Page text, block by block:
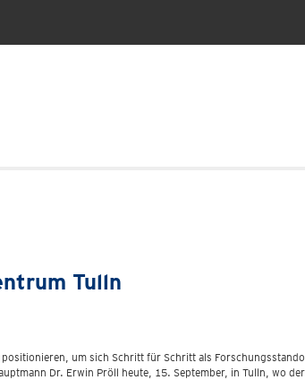
Tulln
um sich Schritt für Schritt als
Dr. Erwin Pröll heute, 15. September, in Tulln, wo